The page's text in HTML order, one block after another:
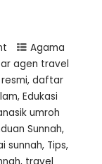
Agama
agen travel
, daftar
, Edukasi
umroh
Sunnah,
sunnah, Tips,